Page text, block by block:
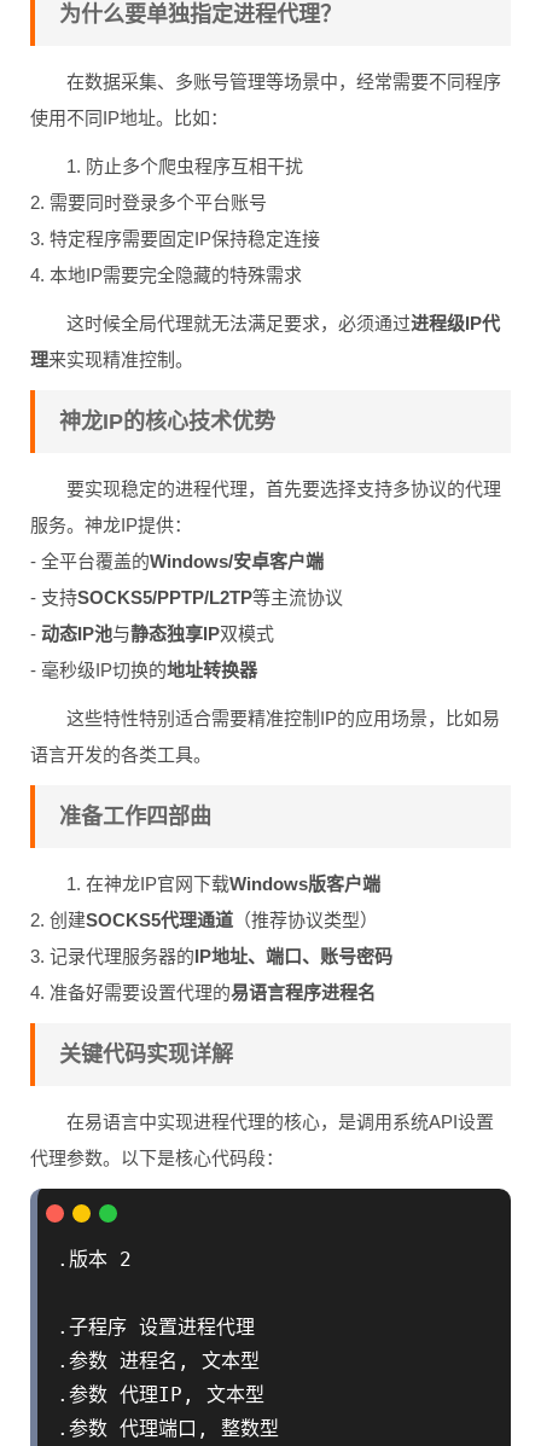
为什么要单独指定进程代理？
在数据采集、多账号管理等场景中，经常需要不同程序
使用不同IP地址。比如：
1. 防止多个爬虫程序互相干扰
2. 需要同时登录多个平台账号
3. 特定程序需要固定IP保持稳定连接
4. 本地IP需要完全隐藏的特殊需求
这时候全局代理就无法满足要求，必须通过进程级IP代
理来实现精准控制。
神龙IP的核心技术优势
要实现稳定的进程代理，首先要选择支持多协议的代理
服务。神龙IP提供：
- 全平台覆盖的Windows/安卓客户端
- 支持SOCKS5/PPTP/L2TP等主流协议
- 动态IP池与静态独享IP双模式
- 毫秒级IP切换的地址转换器
这些特性特别适合需要精准控制IP的应用场景，比如易
语言开发的各类工具。
准备工作四部曲
1. 在神龙IP官网下载Windows版客户端
2. 创建SOCKS5代理通道 （推荐协议类型）
3. 记录代理服务器的IP地址、端口、账号密码
4. 准备好需要设置代理的易语言程序进程名
关键代码实现详解
在易语言中实现进程代理的核心，是调用系统API设置
代理参数。以下是核心代码段：
.版本 2
.子程序 设置进程代理
.参数 进程名, 文本型
.参数 代理IP, 文本型
.参数 代理端口, 整数型